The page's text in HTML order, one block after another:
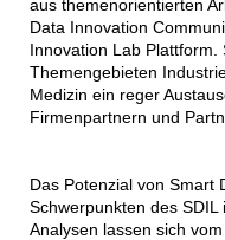
aus themenorientierten
Data Innovation
Innovation Lab
Themengebieten
Medizin ein reger
Firmenpartnern und
Das Potenzial von Smart
Schwerpunkten des
Analysen lassen sich